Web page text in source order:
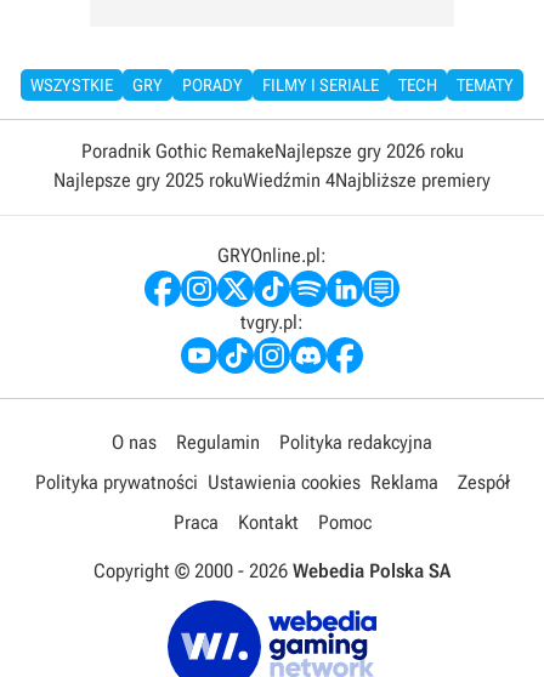
WSZYSTKIE GRY PORADY FILMY I SERIALE TECH TEMATY
Poradnik Gothic RemakeNajlepsze gry 2026 roku
Najlepsze gry 2025 rokuWiedźmin 4Najbliższe premiery
GRYOnline.pl:
tvgry.pl:
O nas Regulamin
Polityka redakcyjna
Polityka prywatności Ustawienia cookies Reklama
Zespół
Praca
Kontakt Pomoc
Copyright © 2000 - 2026 Webedia Polska SA